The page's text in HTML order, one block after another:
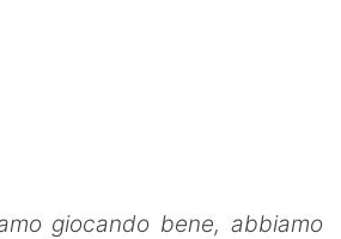
giocando bene, abbiamo